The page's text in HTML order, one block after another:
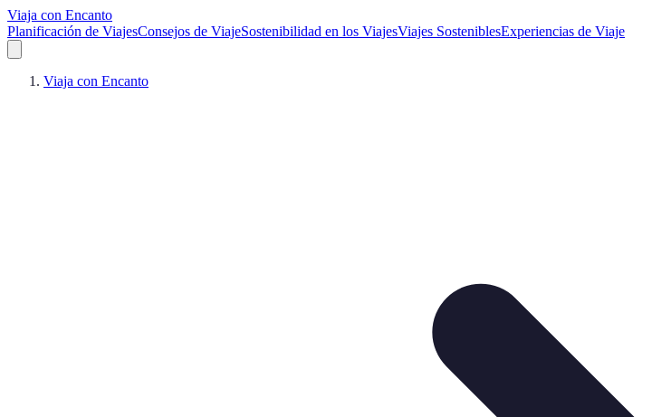
Viaja con Encanto
Planificación de ViajesConsejos de ViajeSostenibilidad en los ViajesViajes SosteniblesExperiencias de Viaje
Viaja con Encanto